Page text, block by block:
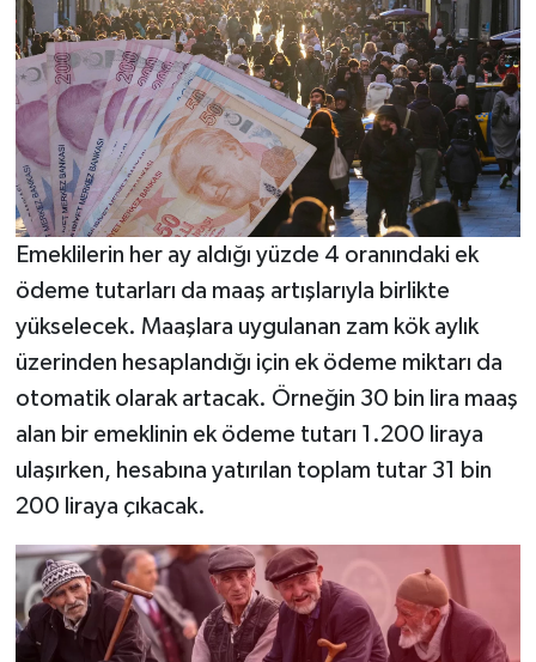
Emeklilerin her ay aldığı yüzde 4 oranındaki ek
ödeme tutarları da maaş artışlarıyla birlikte
yükselecek. Maaşlara uygulanan zam kök aylık
üzerinden hesaplandığı için ek ödeme miktarı da
otomatik olarak artacak. Örneğin 30 bin lira maaş
alan bir emeklinin ek ödeme tutarı 1.200 liraya
ulaşırken, hesabına yatırılan toplam tutar 31 bin
200 liraya çıkacak.